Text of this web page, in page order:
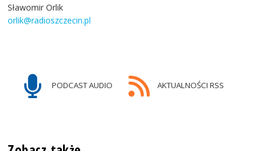
Sławomir Orlik
orlik@radioszczecin.pl
PODCAST AUDIO AKTUALNOŚCI RSS